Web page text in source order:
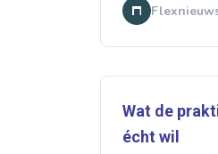
Wat de
écht wil
Ontvang